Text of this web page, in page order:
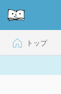
トップ